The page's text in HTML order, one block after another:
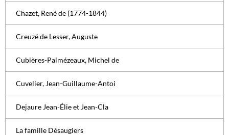
Chazet, René de (1774-1844)
Creuzé de Lesser, Auguste
Cubières-Palmézeaux, Michel de
Cuvelier, Jean-Guillaume-Antoi
Dejaure Jean-Élie et Jean-Cla
La famille Désaugiers